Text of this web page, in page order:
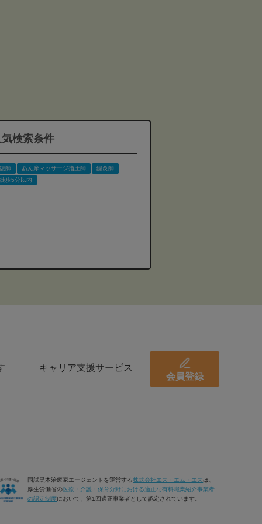
検索条件
師 あん摩マッサージ指圧師
鍼灸師
歩5分以内
キャリア支援サービス
会員登録
国試黒本治療家エージェントを運営する株式会社エス・エム・エスは、
厚生労働省の医療・介護・保育分野における適正な有料職業紹介事業者
の認定制度において、第1回適正事業者として認定されています。